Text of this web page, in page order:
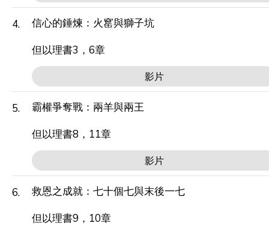
4.
信心的錘煉：火窰與獅子坑
但以理書3，6章
影片
5.
霸權爭奪戰：兩羊與兩王
但以理書8，11章
影片
6.
救恩之成就：七十個七與末後一七
但以理書9，10章